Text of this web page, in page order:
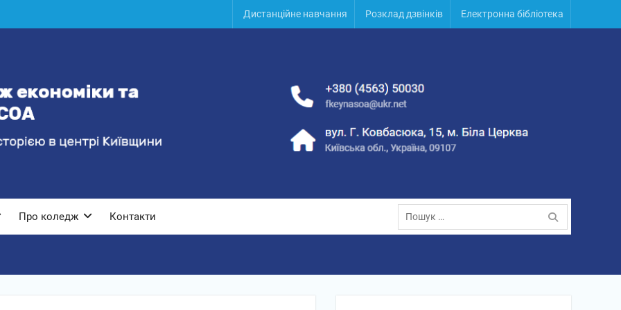
Дистанційне навчання Розклад дзвінків Електронна бібліотека
Про коледж Контакти
Пошук: